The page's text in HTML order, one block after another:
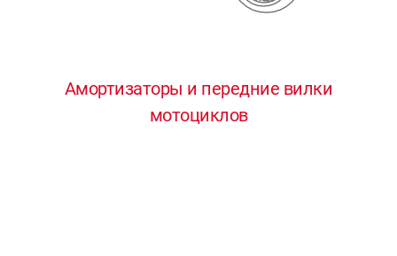
Амортизаторы и передние вилки
мотоциклов
0 1
2
6
7
6
7
6
7
66